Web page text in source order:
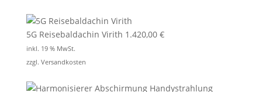
5G Reisebaldachin Virith 1.420,00 €
inkl. 19 % MwSt.
zzgl. Versandkosten